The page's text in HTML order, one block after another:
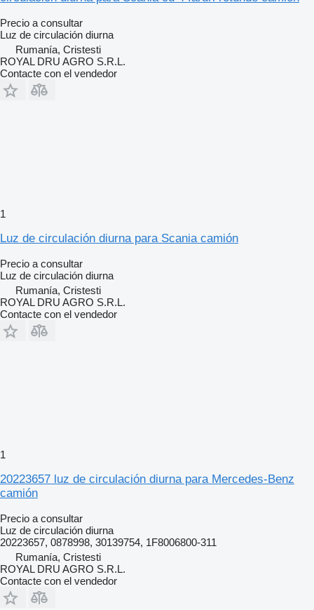
Precio a consultar
Luz de circulación diurna
Rumanía, Cristesti
ROYAL DRU AGRO S.R.L.
Contacte con el vendedor
1
Luz de circulación diurna para Scania camión
Precio a consultar
Luz de circulación diurna
Rumanía, Cristesti
ROYAL DRU AGRO S.R.L.
Contacte con el vendedor
1
20223657 luz de circulación diurna para Mercedes-Benz
camión
Precio a consultar
Luz de circulación diurna
20223657, 0878998, 30139754, 1F8006800-311
Rumanía, Cristesti
ROYAL DRU AGRO S.R.L.
Contacte con el vendedor